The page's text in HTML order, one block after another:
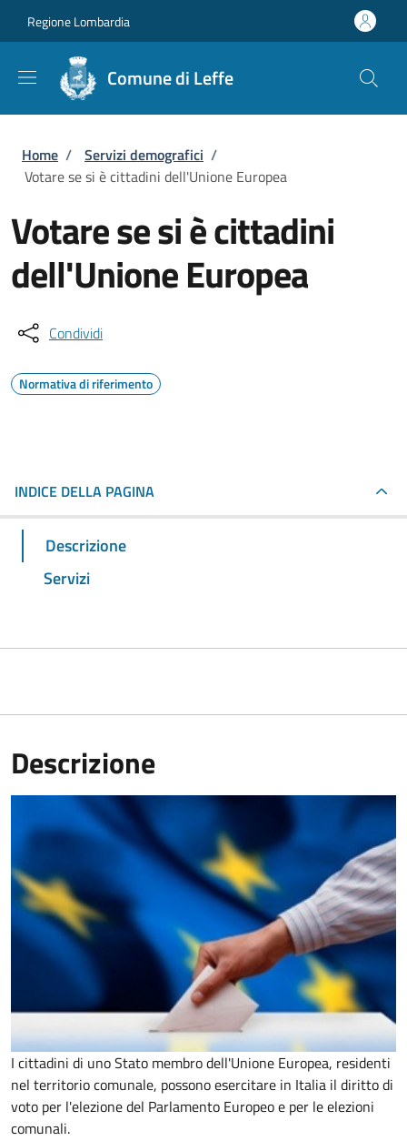
Regione Lombardia
Comune di Leffe
Briciole di pane
Home / Servizi demografici /
Votare se si è cittadini dell'Unione Europea
Votare se si è cittadini
dell'Unione Europea
Condividi
Normativa di riferimento
INDICE DELLA PAGINA
Descrizione
Servizi
Descrizione
I cittadini di uno Stato membro dell'Unione Europea, residenti
nel territorio comunale, possono esercitare in Italia il diritto di
voto per l'elezione del Parlamento Europeo e per le elezioni
comunali.